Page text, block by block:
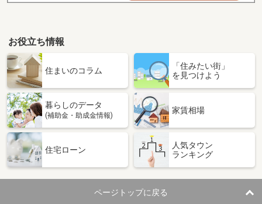
お役立ち情報
住まいのコラム
「住みたい街」
を見つけよう
暮らしのデータ
(補助金・助成金情報)
家賃相場
住宅ローン
人気タウン
ランキング
ページトップに戻る